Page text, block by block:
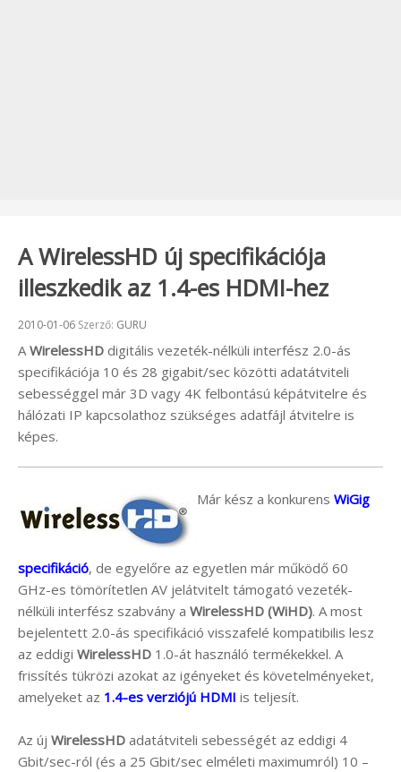
A WirelessHD új specifikációja
illeszkedik az 1.4-es HDMI-hez
Beküldve:
2010-01-06 Szerző: GURU
A WirelessHD digitális vezeték-nélküli interfész 2.0-ás
specifikációja 10 és 28 gigabit/sec közötti adatátviteli
sebességgel már 3D vagy 4K felbontású képátvitelre és
hálózati IP kapcsolathoz szükséges adatfájl átvitelre is
képes.
Már kész a konkurens WiGig
specifikáció, de egyelőre az egyetlen már működő 60
GHz-es tömörítetlen AV jelátvitelt támogató vezeték-
nélküli interfész szabvány a WirelessHD (WiHD). A most
bejelentett 2.0-ás specifikáció visszafelé kompatibilis lesz
az eddigi WirelessHD 1.0-át használó termékekkel. A
frissítés tükrözi azokat az igényeket és követelményeket,
amelyeket az 1.4-es verziójú HDMI is teljesít.
Az új WirelessHD adatátviteli sebességét az eddigi 4
Gbit/sec-ról (és a 25 Gbit/sec elméleti maximumról) 10 –